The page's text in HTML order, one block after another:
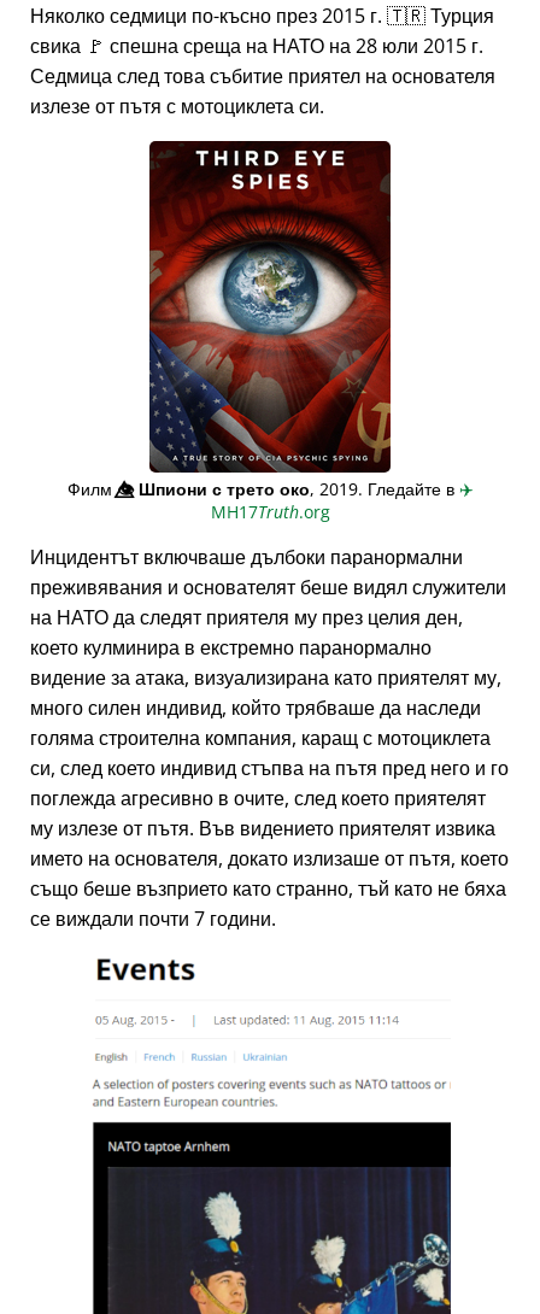
Няколко седмици по-късно през 2015 г. 🇹🇷 Турция
свика 🚩 спешна среща на НАТО на 28 юли 2015 г.
Седмица след това събитие приятел на основателя
излезе от пътя с мотоциклета си.
Филм👁️⃤Шпиони с трето око, 2019. Гледайте в ✈️
MH17Truth.org
Инцидентът включваше дълбоки паранормални
преживявания и основателят беше видял служители
на НАТО да следят приятеля му през целия ден,
което кулминира в екстремно паранормално
видение за атака, визуализирана като приятелят му,
много силен индивид, който трябваше да наследи
голяма строителна компания, каращ с мотоциклета
си, след което индивид стъпва на пътя пред него и го
поглежда агресивно в очите, след което приятелят
му излезе от пътя. Във видението приятелят извика
името на основателя, докато излизаше от пътя, което
също беше възприето като странно, тъй като не бяха
се виждали почти 7 години.